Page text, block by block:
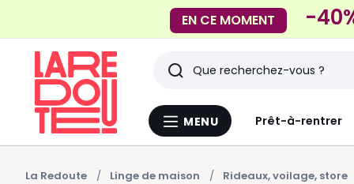
EN CE MOMENT
Menu
MENU Prêt-à-rentrer
Rechercher
Derniers
articles
La Redoute Linge de maison Rideaux, voilage, store